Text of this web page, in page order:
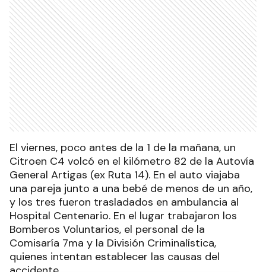
El viernes, poco antes de la 1 de la mañana, un
Citroen C4 volcó en el kilómetro 82 de la Autovía
General Artigas (ex Ruta 14). En el auto viajaba
una pareja junto a una bebé de menos de un año,
y los tres fueron trasladados en ambulancia al
Hospital Centenario. En el lugar trabajaron los
Bomberos Voluntarios, el personal de la
Comisaría 7ma y la División Criminalística,
quienes intentan establecer las causas del